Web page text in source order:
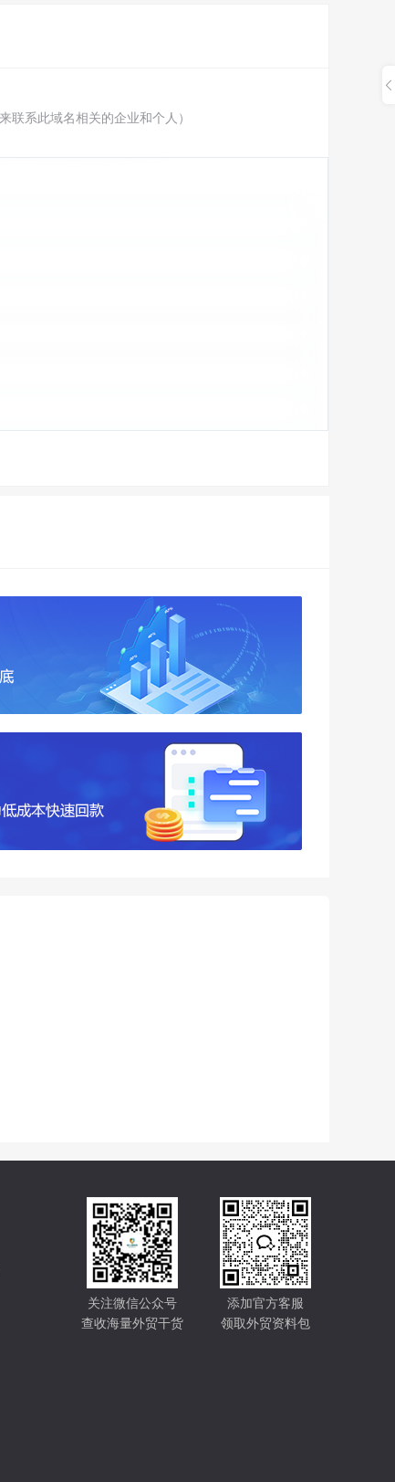
联系此域名相关的企业和个人）
关注微信公众号
查收海量外贸干货
添加官方客服
领取外贸资料包
